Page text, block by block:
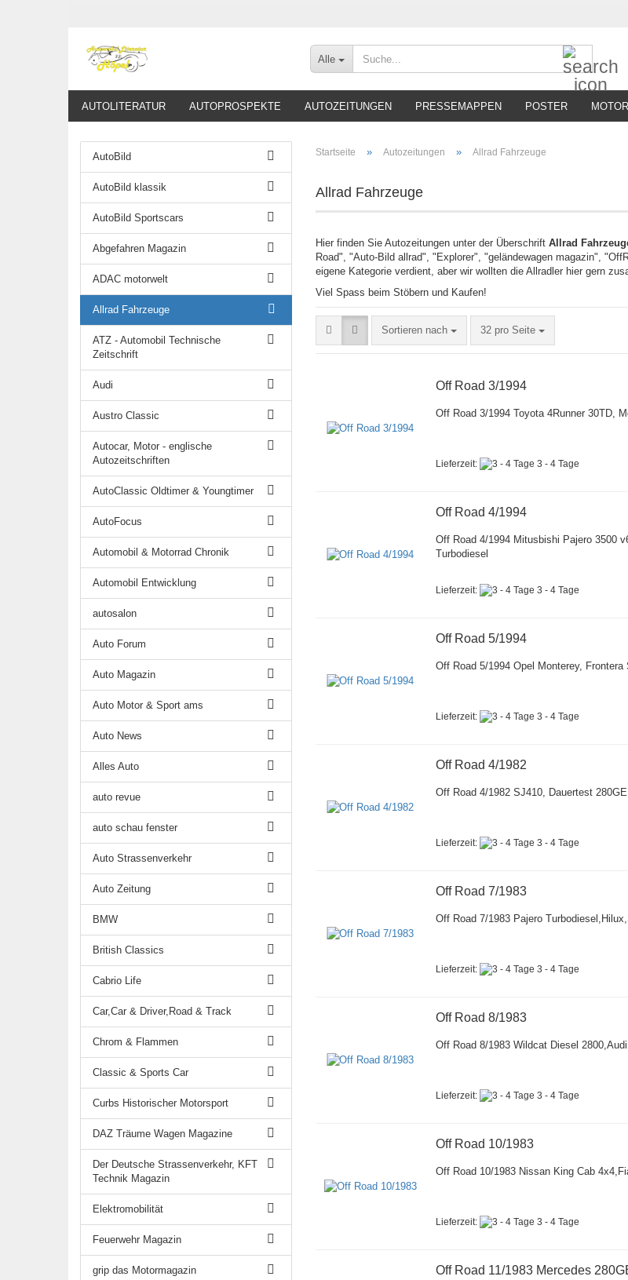
Alle
AUTOLITERATUR AUTOPROSPEKTE AUTOZEITUNGEN PRESSEMAPPEN POSTER
Startseite » Autozeitungen » Allrad Fahrzeuge
Allrad Fahrzeuge
Hier finden Sie Autozeitungen unter der Überschrift Allrad
Road", "Auto-Bild allrad", "Explorer", "geländewagen magazin",
eigene Kategorie verdient, aber wir wollten die Allradler hier gern
Viel Spass beim Stöbern und Kaufen!
Sortieren nach
Sortieren nach 32 pro Seite
pro Seite
Off Road 3/1994
Off Road 3/1994 Toyota 4Runner 30TD,
Lieferzeit: 3 - 4 Tage
Off Road 4/1994
Off Road 4/1994 Mitusbishi Pajero 3500
Turbodiesel
Lieferzeit: 3 - 4 Tage
Off Road 5/1994
Off Road 5/1994 Opel Monterey, Frontera
Lieferzeit: 3 - 4 Tage
Off Road 4/1982
Off Road 4/1982 SJ410, Dauertest 280GE
Lieferzeit: 3 - 4 Tage
Off Road 7/1983
Off Road 7/1983 Pajero
Lieferzeit: 3 - 4 Tage
Off Road 8/1983
Off Road 8/1983 Wildcat Diesel
Lieferzeit: 3 - 4 Tage
Off Road 10/1983
Off Road 10/1983 Nissan King Cab
Lieferzeit: 3 - 4 Tage
Off Road 11/1983 Mercedes
AutoBild
AutoBild klassik
AutoBild Sportscars
Abgefahren Magazin
ADAC motorwelt
Allrad Fahrzeuge
ATZ - Automobil Technische
Zeitschrift
Audi
Austro Classic
Autocar, Motor - englische
Autozeitschriften
AutoClassic Oldtimer & Youngtimer
AutoFocus
Automobil & Motorrad Chronik
Automobil Entwicklung
autosalon
Auto Forum
Auto Magazin
Auto Motor & Sport ams
Auto News
Alles Auto
auto revue
auto schau fenster
Auto Strassenverkehr
Auto Zeitung
BMW
British Classics
Cabrio Life
Car,Car & Driver,Road & Track
Chrom & Flammen
Classic & Sports Car
Curbs Historischer Motorsport
DAZ Träume Wagen Magazine
Der Deutsche Strassenverkehr, KFT
Technik Magazin
Elektromobilität
Feuerwehr Magazin
grip das Motormagazin